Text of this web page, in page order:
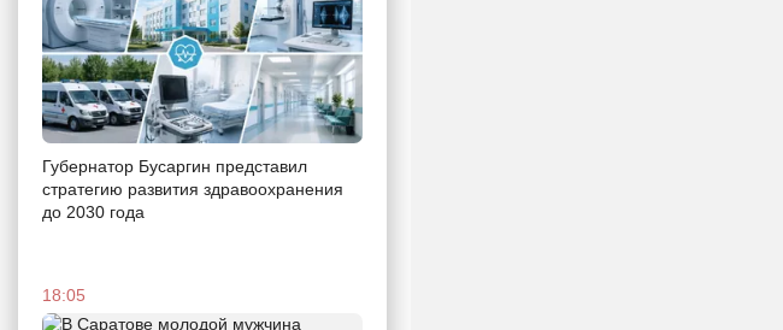
Губернатор Бусаргин представил
стратегию развития здравоохранения
до 2030 года
18:05